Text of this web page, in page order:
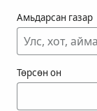
Амьдарсан газар
Төрсөн он